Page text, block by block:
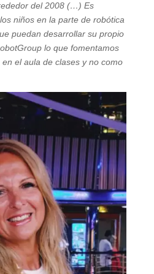
del 2008 (…) Es
niños en la parte de robótica
puedan desarrollar su propio
lo que fomentamos
el aula de clases y no como